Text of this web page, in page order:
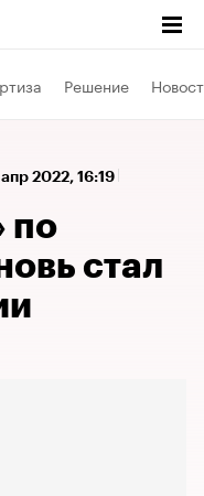
Решение
2022, 16:19
по
стал